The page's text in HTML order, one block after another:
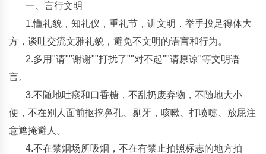
一、言行文明
1.懂礼貌，知礼仪，重礼节，讲文明，举手投足得体大
方，谈吐交流文雅礼貌，避免不文明的语言和行为。
2.多用"请""谢谢""打扰了""对不起""请原谅"等文明语
言。
3.不随地吐痰和口香糖，不乱扔废弃物，不随地大小
便，不在别人面前抠挖鼻孔、剔牙，咳嗽、打喷嚏、放屁注
意遮掩避人。
4.不在禁烟场所吸烟，不在有禁止拍照标志的地方拍